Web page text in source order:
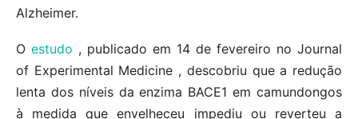
Alzheimer.
O estudo , publicado em 14 de fevereiro no Journal
of Experimental Medicine , descobriu que a redução
lenta dos níveis da enzima BACE1 em camundongos
à medida que envelheceu impediu ou reverteu a